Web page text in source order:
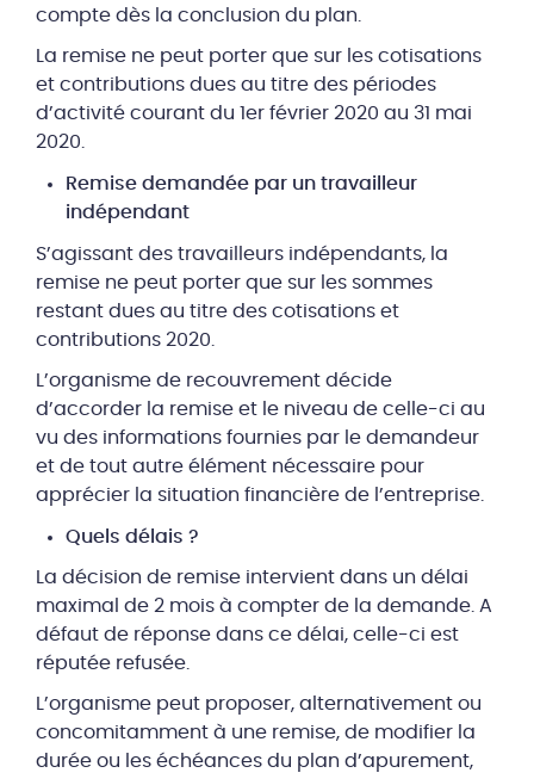
compte dès la conclusion du plan.
La remise ne peut porter que sur les cotisations
et contributions dues au titre des périodes
d’activité courant du 1er février 2020 au 31 mai
2020.
Remise demandée par un travailleur
indépendant
S’agissant des travailleurs indépendants, la
remise ne peut porter que sur les sommes
restant dues au titre des cotisations et
contributions 2020.
L’organisme de recouvrement décide
d’accorder la remise et le niveau de celle-ci au
vu des informations fournies par le demandeur
et de tout autre élément nécessaire pour
apprécier la situation financière de l’entreprise.
Quels délais ?
La décision de remise intervient dans un délai
maximal de 2 mois à compter de la demande. A
défaut de réponse dans ce délai, celle-ci est
réputée refusée.
L’organisme peut proposer, alternativement ou
concomitamment à une remise, de modifier la
durée ou les échéances du plan d’apurement,